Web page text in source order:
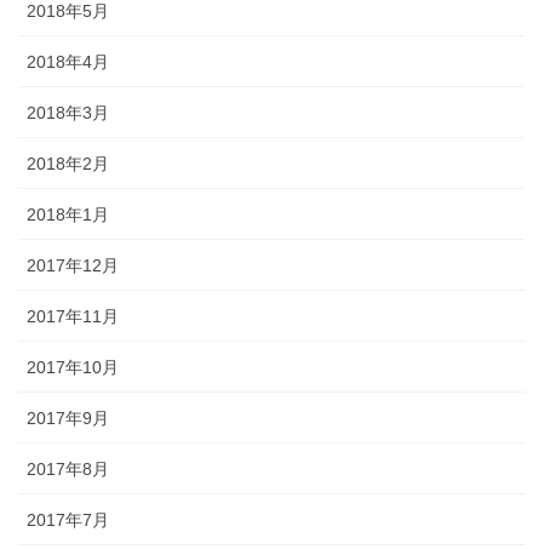
2018年5月
2018年4月
2018年3月
2018年2月
2018年1月
2017年12月
2017年11月
2017年10月
2017年9月
2017年8月
2017年7月